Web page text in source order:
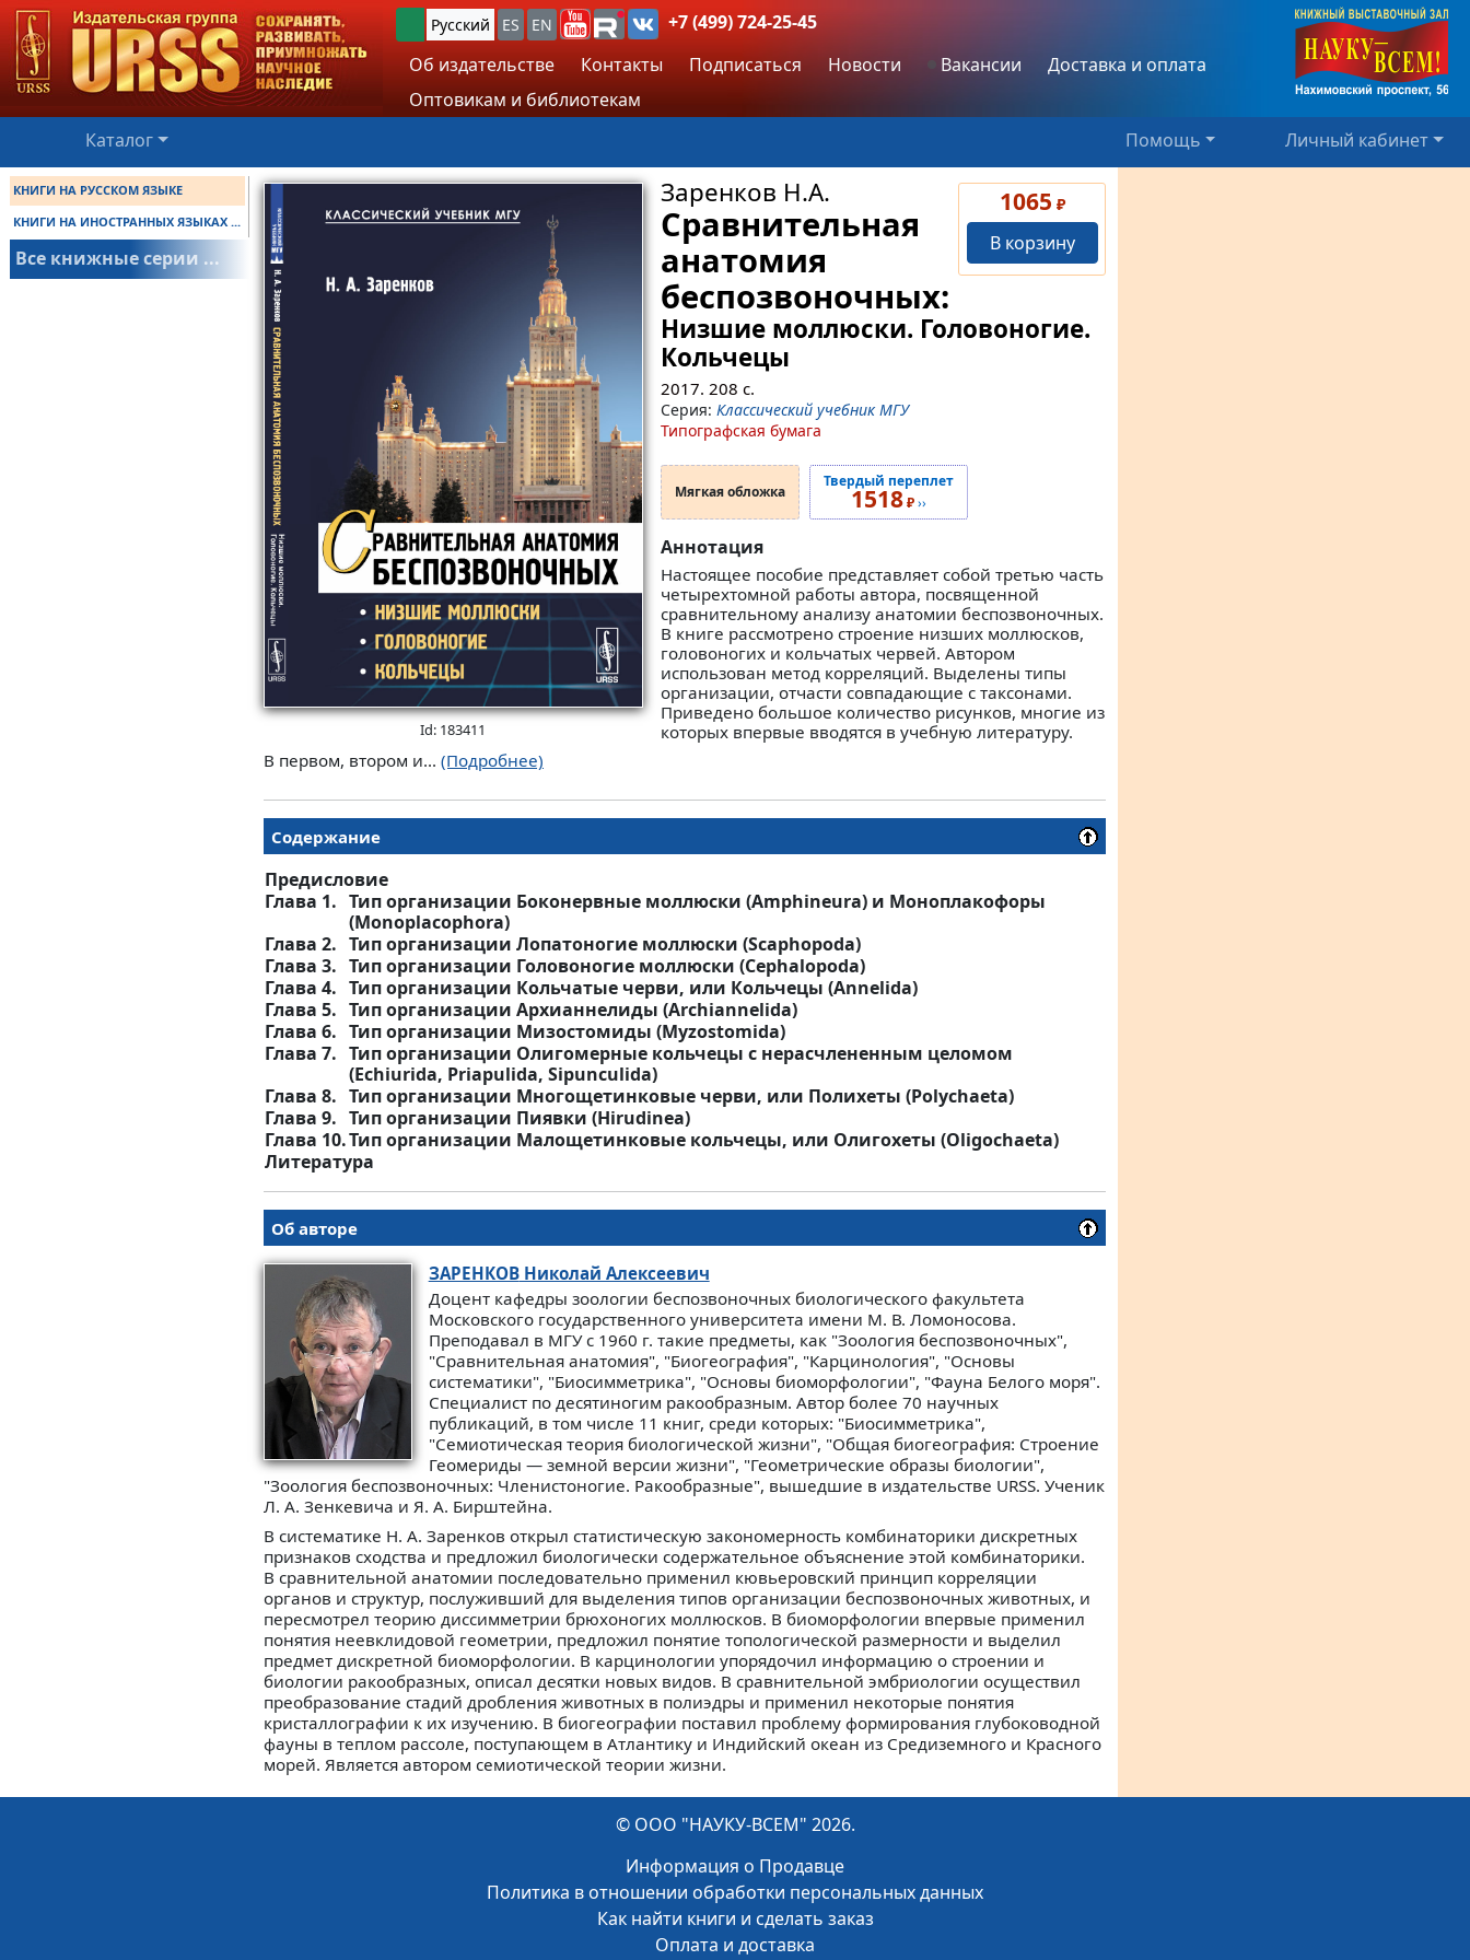
Русский ES EN
+7 (499) 724-25-45
Об издательстве
Контакты Подписаться Новости Вакансии
Доставка и оплата
Оптовикам и библиотекам
Каталог
Помощь Личный кабинет
КНИГИ НА РУССКОМ ЯЗЫКЕ
КНИГИ НА ИНОСТРАННЫХ ЯЗЫКАХ ...
Все книжные серии ...
Id: 183411
1065 ₽
В корзину
Заренков Н.А.
Сравнительная
анатомия
беспозвоночных:
Низшие моллюски. Головоногие.
Кольчецы
2017. 208 с.
Серия: Классический учебник МГУ
Типографская бумага
Мягкая обложка
Твердый переплет
1518₽››
Аннотация
Настоящее пособие представляет собой третью часть
четырехтомной работы автора, посвященной
сравнительному анализу анатомии беспозвоночных.
В книге рассмотрено строение низших моллюсков,
головоногих и кольчатых червей. Автором
использован метод корреляций. Выделены типы
организации, отчасти совпадающие с таксонами.
Приведено большое количество рисунков, многие из
которых впервые вводятся в учебную литературу.
В первом, втором и... (Подробнее)
Содержание
Предисловие
Глава 1. Тип организации Боконервные моллюски (Amphineura) и Моноплакофоры
(Monoplacophora)
Глава 2. Тип организации Лопатоногие моллюски (Scaphopoda)
Глава 3. Тип организации Головоногие моллюски (Cephalopoda)
Глава 4. Тип организации Кольчатые черви, или Кольчецы (Annelida)
Глава 5. Тип организации Архианнелиды (Archiannelida)
Глава 6. Тип организации Мизостомиды (Myzostomida)
Глава 7. Тип организации Олигомерные кольчецы с нерасчлененным целомом
(Echiurida, Priapulida, Sipunculida)
Глава 8. Тип организации Многощетинковые черви, или Полихеты (Polychaeta)
Глава 9. Тип организации Пиявки (Hirudinea)
Глава 10.Тип организации Малощетинковые кольчецы, или Олигохеты (Oligochaeta)
Литература
Об авторе
ЗАРЕНКОВНиколай Алексеевич
Доцент кафедры зоологии беспозвоночных биологического факультета
Московского государственного университета имени М. В. Ломоносова.
Преподавал в МГУ с 1960 г. такие предметы, как "Зоология беспозвоночных",
"Сравнительная анатомия", "Биогеография", "Карцинология", "Основы
систематики", "Биосимметрика", "Основы биоморфологии", "Фауна Белого моря".
Специалист по десятиногим ракообразным. Автор более 70 научных
публикаций, в том числе 11 книг, среди которых: "Биосимметрика",
"Семиотическая теория биологической жизни", "Общая биогеография: Строение
Геомериды — земной версии жизни", "Геометрические образы биологии",
"Зоология беспозвоночных: Членистоногие. Ракообразные", вышедшие в издательстве URSS. Ученик
Л. А. Зенкевича и Я. А. Бирштейна.
В систематике Н. А. Заренков открыл статистическую закономерность комбинаторики дискретных
признаков сходства и предложил биологически содержательное объяснение этой комбинаторики.
В сравнительной анатомии последовательно применил кювьеровский принцип корреляции
органов и структур, послуживший для выделения типов организации беспозвоночных животных, и
пересмотрел теорию диссимметрии брюхоногих моллюсков. В биоморфологии впервые применил
понятия неевклидовой геометрии, предложил понятие топологической размерности и выделил
предмет дискретной биоморфологии. В карцинологии упорядочил информацию о строении и
биологии ракообразных, описал десятки новых видов. В сравнительной эмбриологии осуществил
преобразование стадий дробления животных в полиэдры и применил некоторые понятия
кристаллографии к их изучению. В биогеографии поставил проблему формирования глубоководной
фауны в теплом рассоле, поступающем в Атлантику и Индийский океан из Средиземного и Красного
морей. Является автором семиотической теории жизни.
© ООО "НАУКУ-ВСЕМ" 2026.
Информация о Продавце
Политика в отношении обработки персональных данных
Как найти книги и сделать заказ
Оплата и доставка